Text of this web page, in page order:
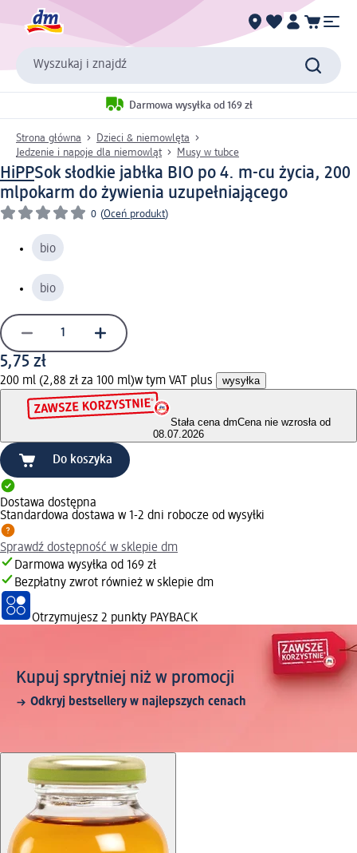
Wyszukaj i znajdź
Darmowa wysyłka od 169 zł
Strona główna
Dzieci & niemowlęta
Jedzenie i napoje dla niemowląt
Musy w tubce
HiPPSok słodkie jabłka BIO po 4. m-cu życia, 200
mlpokarm do żywienia uzupełniającego
0 (Oceń produkt)
bio
bio
5,75 zł
200 ml (2,88 zł za 100 ml)w tym VAT plus wysyłka
Stała cena dmCena nie wzrosła od
08.07.2026
Do koszyka
Dostawa dostępna
Standardowa dostawa w 1-2 dni robocze od wysyłki
Sprawdź dostępność w sklepie dm
Darmowa wysyłka od 169 zł
Bezpłatny zwrot również w sklepie dm
Otrzymujesz 2 punkty PAYBACK
Kupuj sprytniej niż w promocji
Odkryj bestsellery w najlepszych cenach